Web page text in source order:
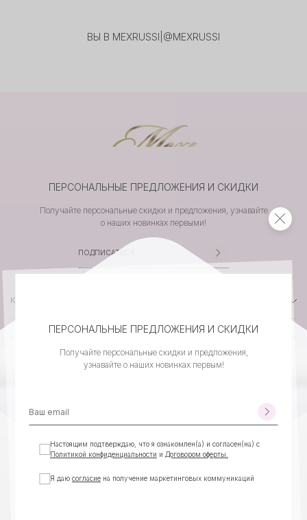
ВЫ В MEXRUSSI @MEXRUSSI
ПЕРСОНАЛЬНЫЕ ПРЕДЛОЖЕНИЯ И СКИДКИ
Получайте персональные скидки и предложения, узнавайте
о наших новинках первыми!
КАТАЛОГ
КОНТАКТЫ
ПЕРСОНАЛЬНЫЕ ПРЕДЛОЖЕНИЯ И СКИДКИ
Получайте персональные скидки и предложения,
узнавайте о наших новинках первым!
Настоящим подтверждаю, что я ознакомлен(а) и согласен(на) с
Политикой конфиденциальности и Договором оферты.
Я даю согласие на получение маркетинговых коммуникаций